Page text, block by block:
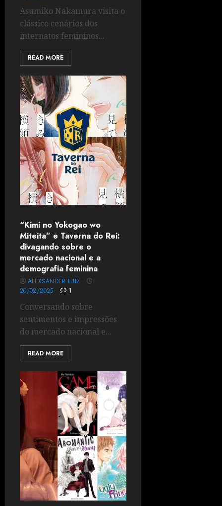
Asumiko Nakamura visita o
clássico cenários dos
internatos femininos...
READ MORE
“Kimi no Yokogao wo
Miteita” e Taverna do Rei:
divagando sobre o
mercado nacional e a
demografia feminina
ALEXSANDER LUIZ
20/02/2025
1
Conversando sobre
sentimentos e impressões
do mercado nacional e...
READ MORE